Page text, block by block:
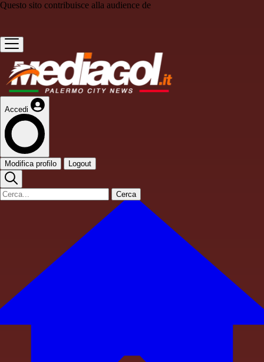
Questo sito contribuisce alla audience de
Accedi
Modifica profilo Logout
Cerca